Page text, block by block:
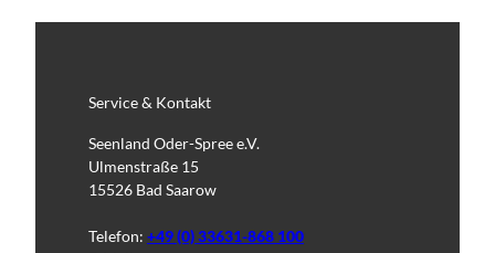
Service & Kontakt
Seenland Oder-Spree e.V.
Ulmenstraße 15
15526 Bad Saarow
Telefon: +49 (0) 33631-868 100